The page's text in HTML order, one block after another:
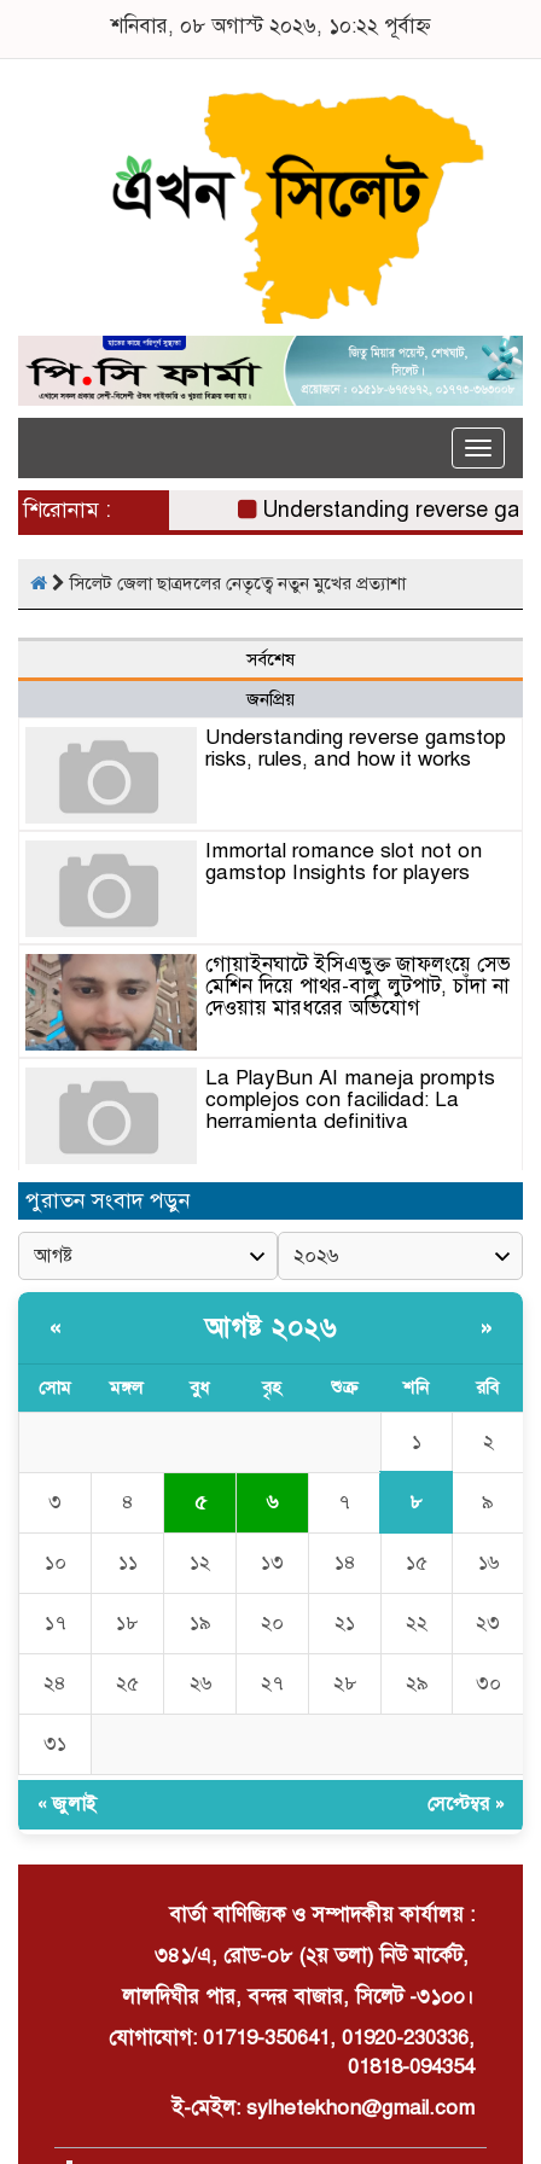
শনিবার, ০৮ অগাস্ট ২০২৬, ১০:২২ পূর্বাহ্ন
Toggle
শিরোনাম : Understanding reverse
সিলেট জেলা ছাত্রদলের নেতৃত্বে নতুন মুখের প্রত্যাশা
সর্বশেষ
জনপ্রিয়
Understanding reverse gamstop
risks, rules, and how it works
Immortal romance slot not on
gamstop Insights for players
গোয়াইনঘাটে ইসিএভুক্ত জাফলংয়ে সেভ
মেশিন দিয়ে পাথর-বালু লুটপাট, চাঁদা না
দেওয়ায় মারধরের অভিযোগ
La PlayBun AI maneja prompts
complejos con facilidad: La
herramienta definitiva
নিত্যপণ্যের ঊর্ধ্বগতি রোধ, স্বাধীন দুদক
নবনিযুক্ত এসএমপি কমিশনারের সঙ্গে
সাংবাদিকদের মতবিনিময় সভা
অবৈধ বালু উত্তোলনের অভিযোগে ২১টি
অব অনারে বরণ
চুনারুঘাটে সাংবাদিকের ব্যক্তিগত ভিডিও
ধারণের অভিযোগ: ব্ল্যাকমেইল ও চাঁদা
দাবির অভিযোগে তোলপাড়
সম্মেলন চারটি নৌকা দখল ও নগদ টাকা
পুরাতন সংবাদ পড়ুন
« আগষ্ট ২০২৬ »
সোম মঙ্গল বুধ বৃহ শুক্র শনি রবি
১ ২
৩ ৪ ৫ ৬ ৭ ৮ ৯
১০ ১১ ১২ ১৩ ১৪ ১৫ ১৬
১৭ ১৮ ১৯ ২০ ২১ ২২ ২৩
২৪ ২৫ ২৬ ২৭ ২৮ ২৯ ৩০
৩১
« জুলাই সেপ্টেম্বর »
বার্তা বাণিজ্যিক ও সম্পাদকীয় কার্যালয় :
৩৪১/এ, রোড-০৮ (২য় তলা) নিউ মার্কেট,
লালদিঘীর পার, বন্দর বাজার, সিলেট -৩১০০।
যোগাযোগ: 01719-350641, 01920-230336,
01818-094354
ই-মেইল: sylhetekhon@gmail.com